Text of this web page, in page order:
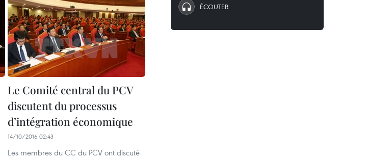
Le Comité central du PCV
discutent du processus
d’intégration économique
14/10/2016 02:43
Les membres du CC du PCV ont discuté
ÉCOUTER